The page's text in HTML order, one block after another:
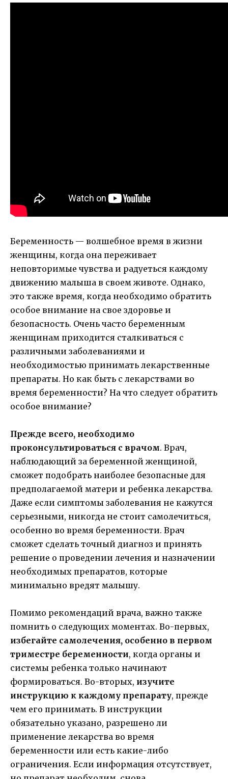
Беременность — волшебное время в жизни
женщины, когда она переживает
неповторимые чувства и радуеться каждому
движению малыша в своем животе. Однако,
это также время, когда необходимо обратить
особое внимание на свое здоровье и
безопасность. Очень часто беременным
женщинам приходится сталкиваться с
различными заболеваниями и
необходимостью принимать лекарственные
препараты. Но как быть с лекарствами во
время беременности? На что следует обратить
особое внимание?
Прежде всего, необходимо
проконсультироваться с врачом. Врач,
наблюдающий за беременной женщиной,
сможет подобрать наиболее безопасные для
предполагаемой матери и ребенка лекарства.
Даже если симптомы заболевания не кажутся
серьезными, никогда не стоит самолечиться,
особенно во время беременности. Врач
сможет сделать точный диагноз и принять
решение о проведении лечения и назначении
необходимых препаратов, которые
минимально вредят малышу.
Помимо рекомендаций врача, важно также
помнить о следующих моментах. Во-первых,
избегайте самолечения, особенно в первом
триместре беременности, когда органы и
системы ребенка только начинают
формироваться. Во-вторых, изучите
инструкцию к каждому препарату, прежде
чем его принимать. В инструкции
обязательно указано, разрешено ли
применение лекарства во время
беременности или есть какие-либо
ограничения. Если информация отсутствует,